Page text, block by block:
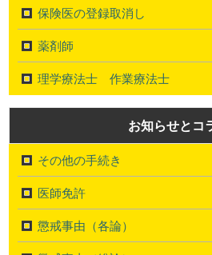
保険医の登録取消し
薬剤師
理学療法士 作業療法士
お知らせとコ
その他の手続き
医師免許
懲戒事由（各論）